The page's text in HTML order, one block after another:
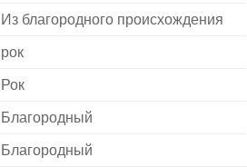
Из благородного происхождения
рок
Рок
Благородный
Благородный